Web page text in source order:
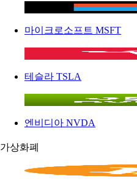
마이크로소프트 MSFT
테슬라 TSLA
엔비디아 NVDA
가상화폐